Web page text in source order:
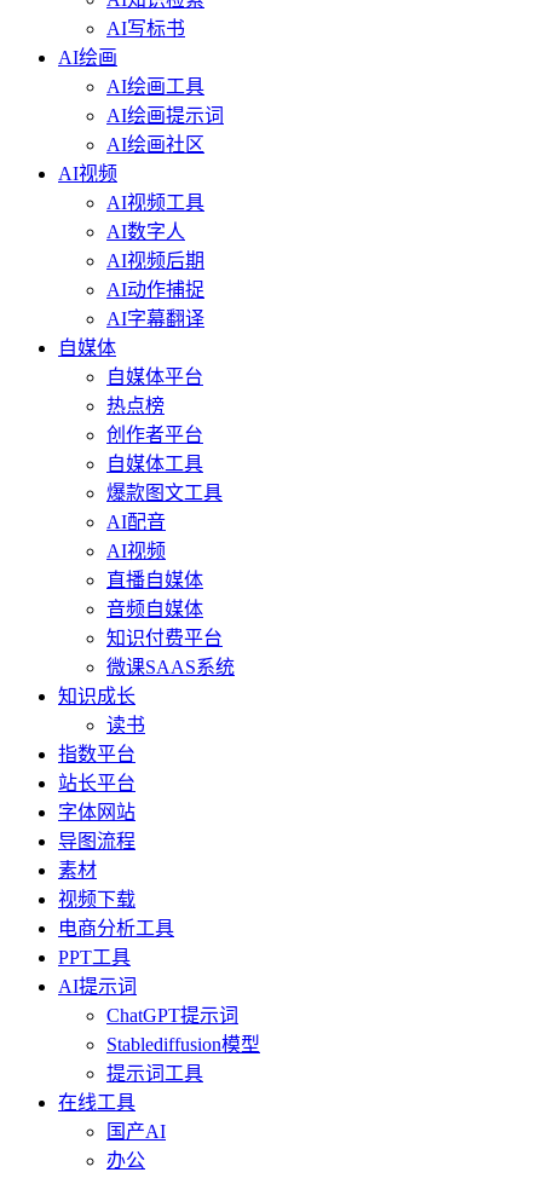
AI写标书
AI绘画
AI绘画工具
AI绘画提示词
AI绘画社区
AI视频
AI视频工具
AI数字人
AI视频后期
AI动作捕捉
AI字幕翻译
自媒体
自媒体平台
热点榜
创作者平台
自媒体工具
爆款图文工具
AI配音
AI视频
直播自媒体
音频自媒体
知识付费平台
微课SAAS系统
知识成长
读书
指数平台
站长平台
字体网站
导图流程
素材
视频下载
电商分析工具
PPT工具
AI提示词
ChatGPT提示词
Stablediffusion模型
提示词工具
在线工具
国产AI
办公